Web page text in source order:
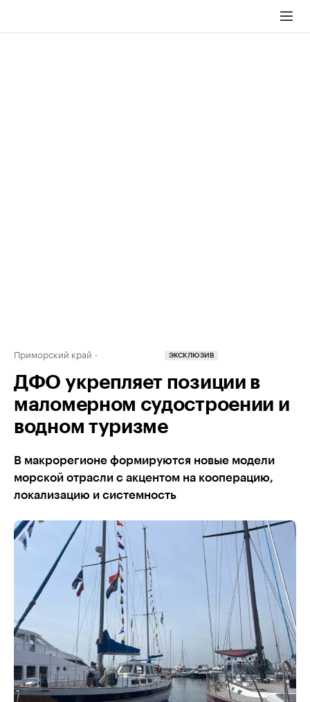
Приморский край ЭКСКЛЮЗИВ
ДФО укрепляет позиции в
маломерном судостроении и
водном туризме
В макрорегионе формируются новые модели
морской отрасли с акцентом на кооперацию,
локализацию и системность